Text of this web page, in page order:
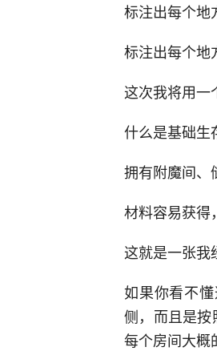
标注出每个地
标注出每个地
这次我将用一
什么是基础生
拥有附魔间、
材料容易获得
这就是一张我
如果你看不
侧，而且是
每个房间大概